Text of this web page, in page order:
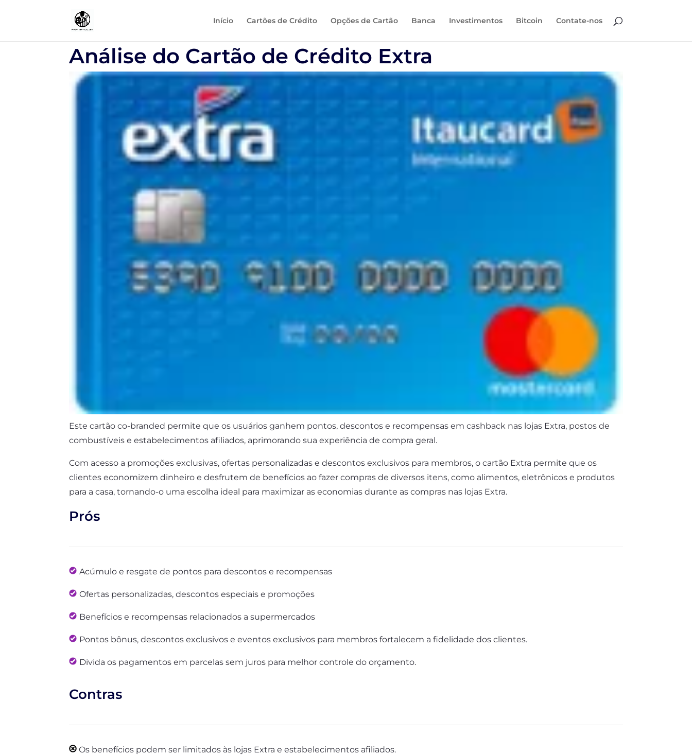
Início Cartões de Crédito Opções de Cartão Banca Investimentos Bitcoin Contate-nos
Análise do Cartão de Crédito Extra
Este cartão co-branded permite que os usuários ganhem pontos, descontos e recompensas em cashback nas lojas Extra, postos de
combustíveis e estabelecimentos afiliados, aprimorando sua experiência de compra geral.
Com acesso a promoções exclusivas, ofertas personalizadas e descontos exclusivos para membros, o cartão Extra permite que os
clientes economizem dinheiro e desfrutem de benefícios ao fazer compras de diversos itens, como alimentos, eletrônicos e produtos
para a casa, tornando-o uma escolha ideal para maximizar as economias durante as compras nas lojas Extra.
Prós
Acúmulo e resgate de pontos para descontos e recompensas
Ofertas personalizadas, descontos especiais e promoções
Benefícios e recompensas relacionados a supermercados
Pontos bônus, descontos exclusivos e eventos exclusivos para membros fortalecem a fidelidade dos clientes.
Divida os pagamentos em parcelas sem juros para melhor controle do orçamento.
Contras
Os benefícios podem ser limitados às lojas Extra e estabelecimentos afiliados.